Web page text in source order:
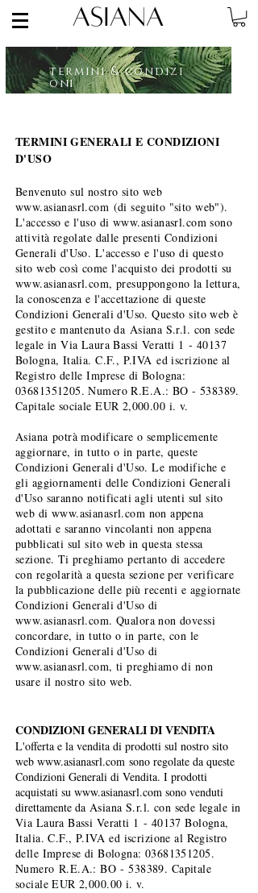
termini & condizi
oni
TERMINI GENERALI E CONDIZIONI
D'USO
Benvenuto sul nostro sito web
www.asianasrl.com (di seguito "sito web").
L'accesso e l'uso di www.asianasrl.comsono
attività regolate dalle presenti Condizioni
Generali d'Uso. L'accesso e l'uso di questo
sito web così come l'acquisto dei prodotti su
www.asianasrl.com, presuppongono la lettura,
la conoscenza e l'accettazione di queste
Condizioni Generali d'Uso. Questo sito web è
gestito e mantenuto da Asiana S.r.l. con sede
legale in Via Laura Bassi Veratti 1 - 40137
Bologna, Italia. C.F., P.IVA ed iscrizione al
Registro delle Imprese di Bologna:
03681351205. Numero R.E.A.: BO - 538389.
Capitale sociale EUR 2,000.00 i. v.
Asiana potrà modificare o semplicemente
aggiornare, in tutto o in parte, queste
Condizioni Generali d'Uso. Le modifiche e
gli aggiornamenti delle Condizioni Generali
d'Uso saranno notificati agli utenti sul sito
web di www.asianasrl.com non appena
adottati e saranno vincolanti non appena
pubblicati sul sito web in questa stessa
sezione. Ti preghiamo pertanto di accedere
con regolarità a questa sezione per verificare
la pubblicazione delle più recenti e aggiornate
Condizioni Generali d'Uso di
www.asianasrl.com. Qualora non dovessi
concordare, in tutto o in parte, con le
Condizioni Generali d'Uso di
www.asianasrl.com, ti preghiamo di non
usare il nostro sito web.
CONDIZIONI GENERALI DI VENDITA
L'offerta e la vendita di prodotti sul nostro sito
web www.asianasrl.com sono regolate da queste
Condizioni Generali di Vendita. I prodotti
acquistati su www.asianasrl.com sono venduti
direttamente da Asiana S.r.l. con sede legale in
Via Laura Bassi Veratti 1 - 40137 Bologna,
Italia. C.F., P.IVA ed iscrizione al Registro
delle Imprese di Bologna: 03681351205.
Numero R.E.A.: BO - 538389. Capitale
sociale EUR 2,000.00 i. v.